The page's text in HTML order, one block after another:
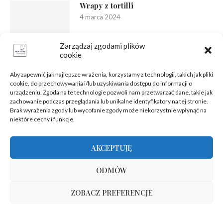
Zarządzaj zgodami plików
cookie
Aby zapewnić jak najlepsze wrażenia, korzystamy z technologii, takich jak pliki
cookie, do przechowywania i/lub uzyskiwania dostępu do informacji o
urządzeniu. Zgoda na te technologie pozwoli nam przetwarzać dane, takie jak
zachowanie podczas przeglądania lub unikalne identyfikatory na tej stronie.
Brak wyrażenia zgody lub wycofanie zgody może niekorzystnie wpłynąć na
niektóre cechy i funkcje.
AKCEPTUJĘ
ODMÓW
ZOBACZ PREFERENCJE
Wrapy z tortilli
4 marca 2024
@2012-2025 - Wszelkie prawa zastrzeżone | Hosting zapewnia